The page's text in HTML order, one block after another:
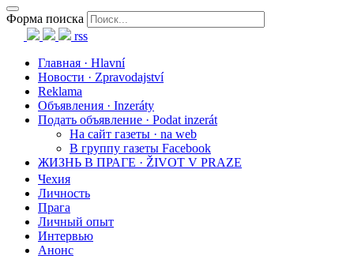
Форма поиска
rss
Главная · Hlavní
Новости · Zpravodajství
Reklama
Объявления · Inzeráty
Подать объявление · Podat inzerát
На сайт газеты · na web
В группу газеты Facebook
ЖИЗНЬ В ПРАГЕ · ŽIVOT V PRAZE
Чехия
Личность
Прага
Личный опыт
Интервью
Анонс